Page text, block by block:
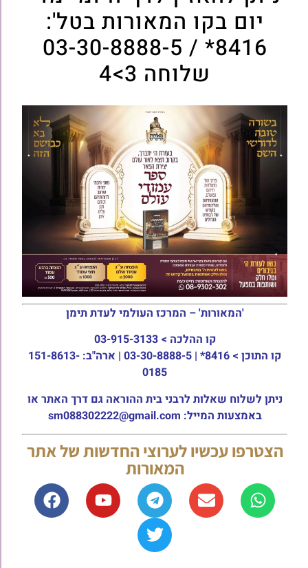
יום בקו המאורות בטל':
8416* / 03-30-8888-5
שלוחה 3>4
'המאורות' – המרכז העולמי לעדת תימן
קו ההלכה > 03-915-3133
קו התוכן >
8416* | 03-30-8888-5 | ארה"ב: 151-8613-
0185
ניתן לשלוח שאלות לרבני בית ההוראה גם דרך האתר או
באמצעות המייל: sm088302222@gmail.com
הצטרפו עכשיו לערוצי החדשות של אתר
המאורות